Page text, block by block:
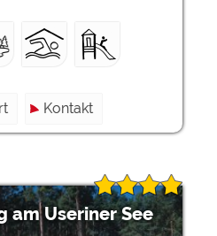
Kontakt
am Useriner See